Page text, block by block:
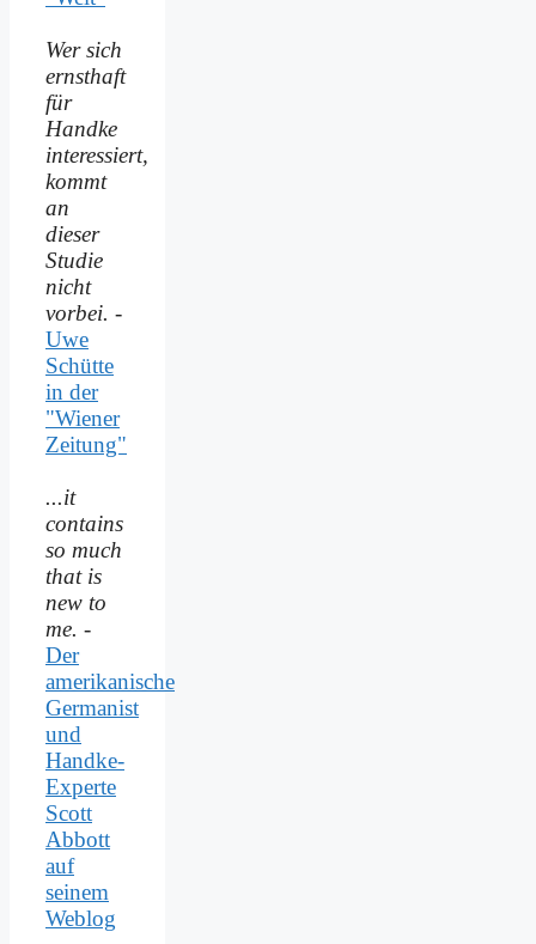
Wer sich
ernsthaft
für
Handke
interessiert,
kommt
an
dieser
Studie
nicht
vorbei. -
Uwe
Schütte
in der
"Wiener
Zeitung"
...it
contains
so much
that is
new to
me. -
Der
amerikanische
Germanist
und
Handke-
Experte
Scott
Abbott
auf
seinem
Weblog